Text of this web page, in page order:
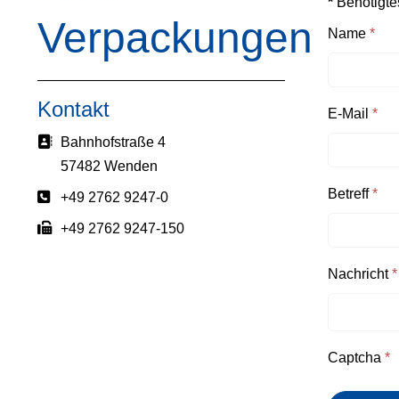
Verpackungen
Kontakt
Adresse:
Bahnhofstraße 4
57482 Wenden
Telefon:
+49 2762 9247-0
Fax:
+49 2762 9247-150
Name*
E-Mail *
Betreff*
Nachricht*
Captcha *